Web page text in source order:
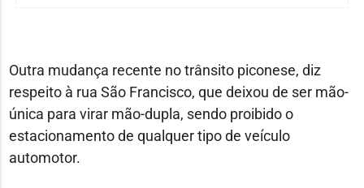
Outra mudança recente no trânsito piconese, diz
respeito à rua São Francisco, que deixou de ser mão-
única para virar mão-dupla, sendo proibido o
estacionamento de qualquer tipo de veículo
automotor.